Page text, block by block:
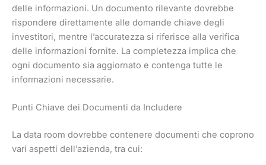
delle informazioni. Un documento rilevante dovrebbe
rispondere direttamente alle domande chiave degli
investitori, mentre l’accuratezza si riferisce alla verifica
delle informazioni fornite. La completezza implica che
ogni documento sia aggiornato e contenga tutte le
informazioni necessarie.
Punti Chiave dei Documenti da Includere
La data room dovrebbe contenere documenti che coprono
vari aspetti dell’azienda, tra cui: